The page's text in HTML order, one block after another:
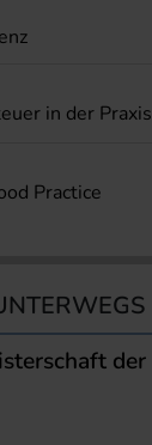
in der Praxis
Practice
der